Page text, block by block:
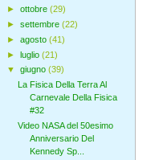
► ottobre (29)
► settembre (22)
► agosto (41)
► luglio (21)
▼ giugno (39)
La Fisica Della Terra Al
Carnevale Della Fisica
#32
Video NASA del 50esimo
Anniversario Del
Kennedy Sp...